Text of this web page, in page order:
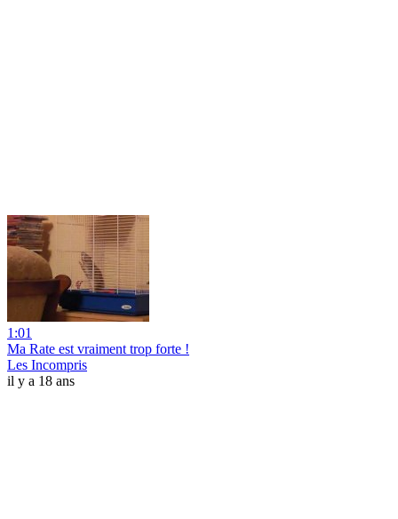
1:01
Ma Rate est vraiment trop forte !
Les Incompris
il y a 18 ans